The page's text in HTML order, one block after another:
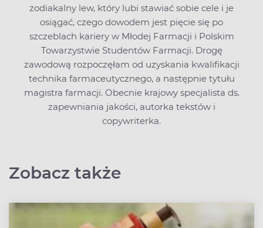
zodiakalny lew, który lubi stawiać sobie cele i je
osiągać, czego dowodem jest pięcie się po
szczeblach kariery w Młodej Farmacji i Polskim
Towarzystwie Studentów Farmacji. Drogę
zawodową rozpoczęłam od uzyskania kwalifikacji
technika farmaceutycznego, a następnie tytułu
magistra farmacji. Obecnie krajowy specjalista ds.
zapewniania jakości, autorka tekstów i
copywriterka.
Zobacz także